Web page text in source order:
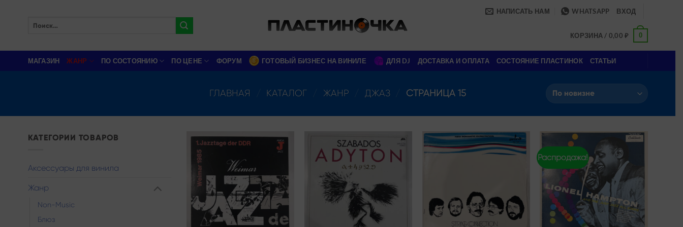
НАПИСАТЬ НАМ WHATSAPP ВХОД
КОРЗИНА / 0,00₽ 0
МАГАЗИН ЖАНР ПО СОСТОЯНИЮ ПО ЦЕНЕ ФОРУМ ГОТОВЫЙ БИЗНЕС НА ВИНИЛЕ ДЛЯ DJ ДОСТАВКА И ОПЛАТА СОСТОЯНИЕ ПЛАСТИНОК СТАТЬИ
ГЛАВНАЯ КАТАЛОГ ЖАНР ДЖАЗ СТРАНИЦА 15
КАТЕГОРИИ ТОВАРОВ
Аксессуары для винила
Жанр
Non-Music
Блюз
Add to
Распродажа!
Add to
wishlist